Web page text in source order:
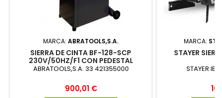
MARCA: ABRATOOLS,S.A.
SIERRA DE CINTA BF-128-SCP
230V/50HZ/F1 CON PEDESTAL
ABRATOOLS,S.A. 33 421355000
Precio
900,01 €
MARCA:
STAYER
STAYER